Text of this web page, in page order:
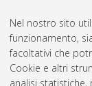
Nel nostro sito
funzionamento,
facoltativi che
Cookie e altri
analisi statistiche,